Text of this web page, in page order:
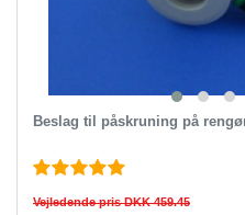
Beslag til påskruning på
Vejledende pris DKK 459.45